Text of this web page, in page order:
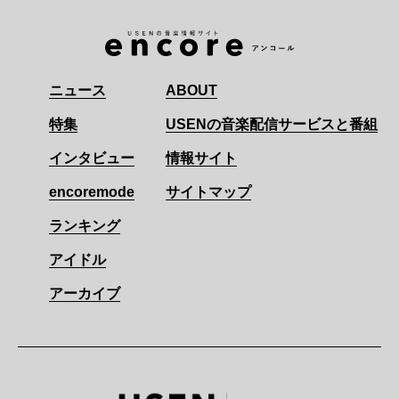
ニュース
特集
インタビュー
encoremode
ランキング
アイドル
アーカイブ
ABOUT
USENの音楽配信サービスと番組
情報サイト
サイトマップ